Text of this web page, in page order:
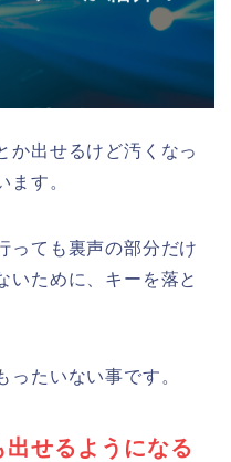
か出せるけど汚くなっ
ます。
っても裏声の部分だけ
いために、キーを落と
ったいない事です。
せるようになる